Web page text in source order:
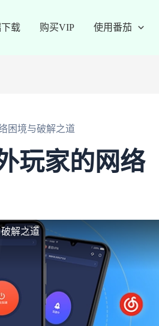
载 购买VIP 使用番茄
困境与破解之道
玩家的网络
解之道